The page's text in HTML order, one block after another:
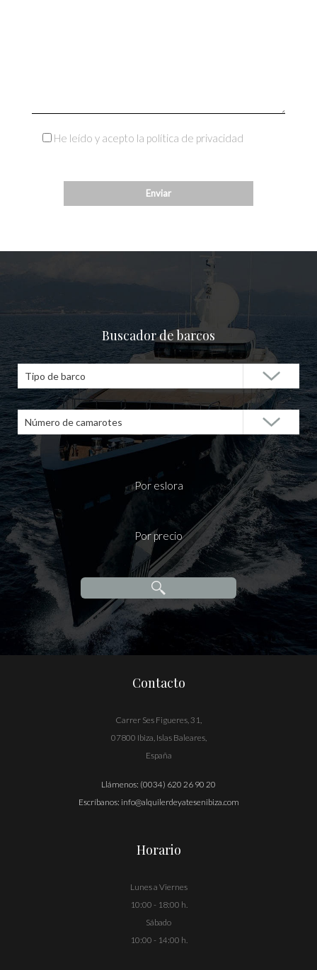
He leído y acepto la política de privacidad
Buscador de barcos
Tipo de barco
Número de camarotes
Por eslora
Por precio
Contacto
Carrer Ses Figueres, 31,
07800 Ibiza, Islas Baleares,
España
Llámenos: (0034) 620 26 90 20
Escríbanos: info@alquilerdeyatesenibiza.com
Horario
Lunes a Viernes
10:00 - 18:00 h.
Sábado
10:00 - 14:00 h.